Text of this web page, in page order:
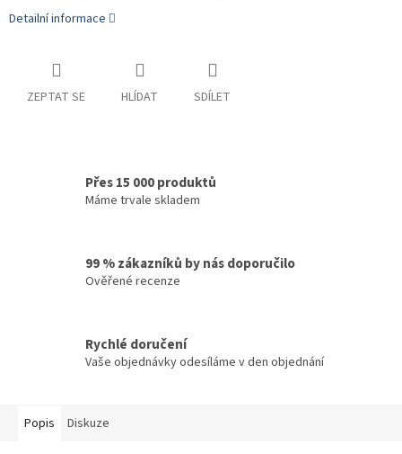
Detailní informace
ZEPTAT SE HLÍDAT SDÍLET
Přes 15 000 produktů
Máme trvale skladem
99 % zákazníků by nás doporučilo
Ověřené recenze
Rychlé doručení
Vaše objednávky odesíláme v den objednání
Popis Diskuze